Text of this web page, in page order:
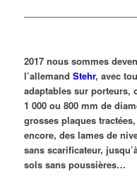
2017 nous sommes
l’allemand Stehr, avec
adaptables sur porteurs,
1 000 ou 800 mm de
grosses plaques
encore, des lames de
sans scarificateur,
sols sans poussières…